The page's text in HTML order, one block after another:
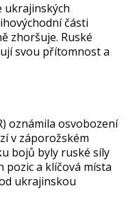
ukrajinských
části
zhoršuje. Ruské
svou přítomnost a
oznámila osvobození
v záporožském
bojů byly ruské síly
pozic a klíčová místa
ukrajinskou